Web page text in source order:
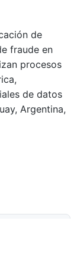
de
fraude en
procesos
de datos
Argentina,